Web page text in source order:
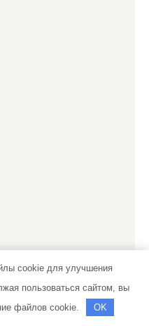
cookie для улучшения
пользоваться сайтом, вы
файлов cookie.
OK